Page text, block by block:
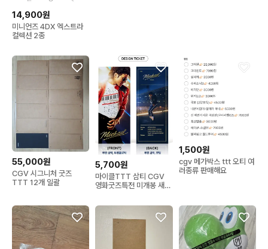
14,900원
미니언즈 4DX 엑스트라
컬렉션 2종
55,000원
CGV 시그니처 굿즈
TTT 12개 일괄
5,700원
마이클TTT 삼티 CGV
영화굿즈특전 미개봉 새제
1,500원
cgv 메가박스 ttt 오티 여
러종류 판매해요